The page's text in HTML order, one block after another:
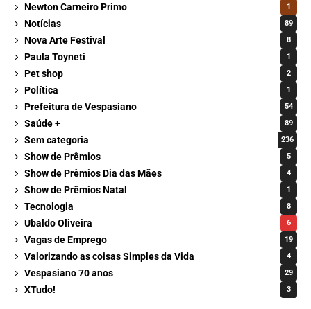
Newton Carneiro Primo 1
Notícias 89
Nova Arte Festival 8
Paula Toyneti 1
Pet shop 2
Política 1
Prefeitura de Vespasiano 54
Saúde + 89
Sem categoria 236
Show de Prêmios 5
Show de Prêmios Dia das Mães 4
Show de Prêmios Natal 1
Tecnologia 8
Ubaldo Oliveira 6
Vagas de Emprego 19
Valorizando as coisas Simples da Vida 4
Vespasiano 70 anos 29
XTudo! 3